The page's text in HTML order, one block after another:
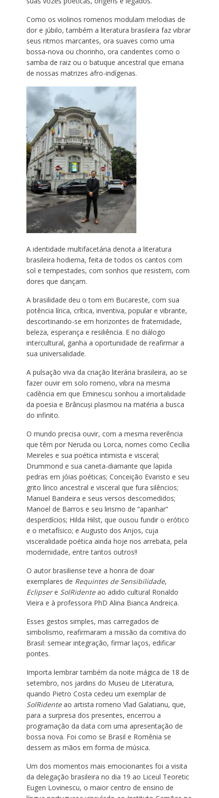
Como os violinos romenos modulam melodias de
dor e júbilo, também a literatura brasileira faz vibrar
seus ritmos marcantes, ora suaves como uma
bossa-nova ou chorinho, ora candentes como o
samba de raiz ou o batuque ancestral que emana
de nossas matrizes afro-indígenas.
A identidade multifacetária denota a literatura
brasileira hodierna, feita de todos os cantos com
sol e tempestades, com sonhos que resistem, com
dores que dançam.
A brasilidade deu o tom em Bucareste, com sua
potência lírica, crítica, inventiva, popular e vibrante,
descortinando-se em horizontes de fraternidade,
beleza, esperança e resiliência. E no diálogo
intercultural, ganha a oportunidade de reafirmar a
sua universalidade.
A pulsação viva da criação literária brasileira, ao se
fazer ouvir em solo romeno, vibra na mesma
cadência em que Eminescu sonhou a imortalidade
da poesia e Brâncuși plasmou na matéria a busca
do infinito.
O mundo precisa ouvir, com a mesma reverência
que têm por Neruda ou Lorca, nomes como Cecília
Meireles e sua poética intimista e visceral;
Drummond e sua caneta-diamante que lapida
pedras em jóias poéticas; Conceição Evaristo e seu
grito lírico ancestral e visceral que fura silêncios;
Manuel Bandeira e seus versos descomedidos;
Manoel de Barros e seu lirismo de “apanhar”
desperdícios; Hilda Hilst, que ousou fundir o erótico
e o metafísico; e Augusto dos Anjos, cuja
visceralidade poética ainda hoje nos arrebata, pela
modernidade, entre tantos outros!!
O autor brasiliense teve a honra de doar
exemplares de Requintes de Sensibilidade,
Eclipsere SolRidenteao adido cultural Ronaldo
Vieira e à professora PhD Alina Bianca Andreica.
Esses gestos simples, mas carregados de
simbolismo, reafirmaram a missão da comitiva do
Brasil: semear integração, firmar laços, edificar
pontes.
Importa lembrar também da noite mágica de 18 de
setembro, nos jardins do Museu de Literatura,
quando Pietro Costa cedeu um exemplar de
SolRidenteao artista romeno Vlad Galatianu, que,
para a surpresa dos presentes, encerrou a
programação da data com uma apresentação de
bossa nova. Foi como se Brasil e Romênia se
dessem as mãos em forma de música.
Um dos momentos mais emocionantes foi a visita
da delegação brasileira no dia 19 ao Liceul Teoretic
Eugen Lovinescu, o maior centro de ensino de